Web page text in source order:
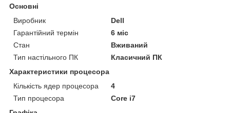
Основні
Виробник
Dell
Гарантійний термін
6 міс
Стан
Вживаний
Тип настільного ПК
Класичний ПК
Характеристики процесора
Кількість ядер процесора
4
Тип процесора
Core i7